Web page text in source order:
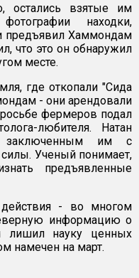
остались взятые им
находки,
предъявил Хаммондам
что это он обнаружил
месте.
где откопали "Сида
- они арендовали
фермеров подал
любителя. Натан
им с
Ученый понимает,
предъявленные
- во многом
информацию о
лишил науку ценных
намечен на март.